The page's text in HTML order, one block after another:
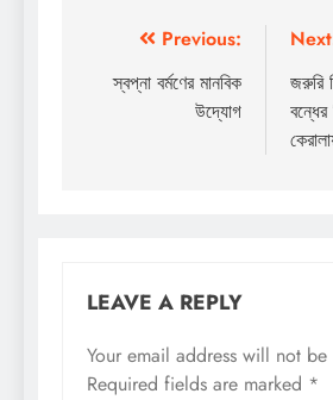
navigation
Previous:
স্বপ্না বর্মণের মানবিক
উদ্যোগ
জরুরি
বন্ধের
LEAVE A REPLY
Your email address will not
Required fields are marked *